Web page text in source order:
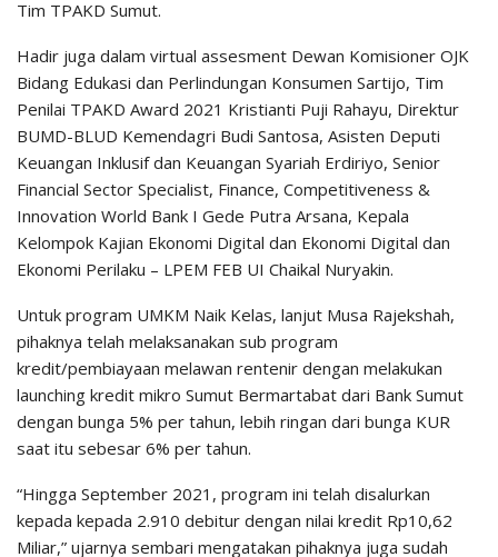
Tim TPAKD Sumut.
Hadir juga dalam virtual assesment Dewan Komisioner OJK
Bidang Edukasi dan Perlindungan Konsumen Sartijo, Tim
Penilai TPAKD Award 2021 Kristianti Puji Rahayu, Direktur
BUMD-BLUD Kemendagri Budi Santosa, Asisten Deputi
Keuangan Inklusif dan Keuangan Syariah Erdiriyo, Senior
Financial Sector Specialist, Finance, Competitiveness &
Innovation World Bank I Gede Putra Arsana, Kepala
Kelompok Kajian Ekonomi Digital dan Ekonomi Digital dan
Ekonomi Perilaku – LPEM FEB UI Chaikal Nuryakin.
Untuk program UMKM Naik Kelas, lanjut Musa Rajekshah,
pihaknya telah melaksanakan sub program
kredit/pembiayaan melawan rentenir dengan melakukan
launching kredit mikro Sumut Bermartabat dari Bank Sumut
dengan bunga 5% per tahun, lebih ringan dari bunga KUR
saat itu sebesar 6% per tahun.
“Hingga September 2021, program ini telah disalurkan
kepada kepada 2.910 debitur dengan nilai kredit Rp10,62
Miliar,” ujarnya sembari mengatakan pihaknya juga sudah